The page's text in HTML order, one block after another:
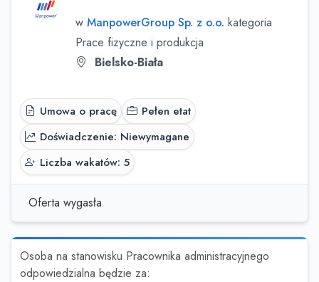
w ManpowerGroup Sp. z o.o. kategoria
Prace fizyczne i produkcja
Bielsko-Biała
Umowa o pracę
Pełen etat
Doświadczenie: Niewymagane
Liczba wakatów: 5
Oferta wygasła
Osoba na stanowisku Pracownika administracyjnego
odpowiedzialna będzie za: